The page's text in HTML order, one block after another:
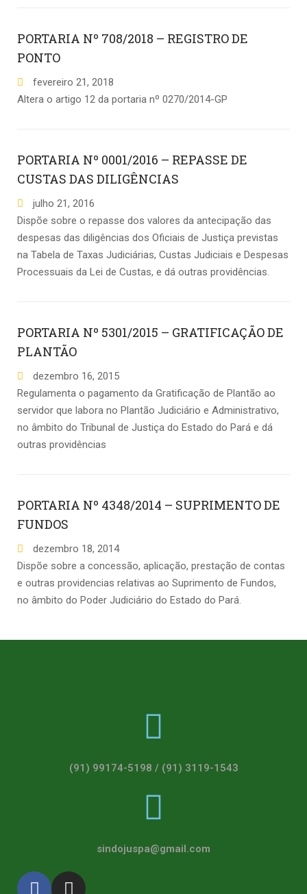
PORTARIA Nº 708/2018 – REGISTRO DE
PONTO
fevereiro 21, 2018
Altera o artigo 12 da portaria nº 0270/2014-GP
PORTARIA Nº 0001/2016 – REPASSE DE
CUSTAS DAS DILIGÊNCIAS
julho 21, 2016
Dispõe sobre o repasse dos valores da antecipação das
despesas das diligências dos Oficiais de Justiça previstas
na Tabela de Taxas Judiciárias, Custas Judiciais e Despesas
Processuais da Lei de Custas, e dá outras providências.
PORTARIA Nº 5301/2015 – GRATIFICAÇÃO DE
PLANTÃO
dezembro 16, 2015
Regulamenta o pagamento da Gratificação de Plantão ao
servidor que labora no Plantão Judiciário e Administrativo,
no âmbito do Tribunal de Justiça do Estado do Pará e dá
outras providências
PORTARIA Nº 4348/2014 – SUPRIMENTO DE
FUNDOS
dezembro 18, 2014
Dispõe sobre a concessão, aplicação, prestação de contas
e outras providencias relativas ao Suprimento de Fundos,
no âmbito do Poder Judiciário do Estado do Pará.
(91) 99174-5198 / (91) 3119-1543
sindojuspa@gmail.com